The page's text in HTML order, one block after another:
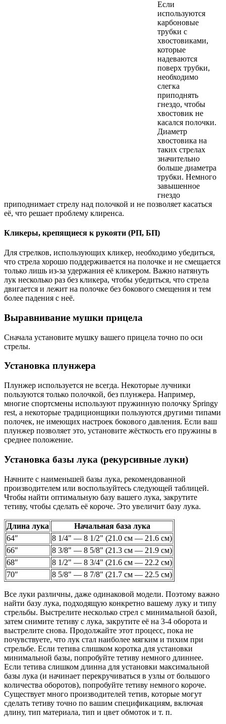
Если
используются
карбоновые
трубки с
хвостовиками,
которые
надеваются
поверх трубки,
необходимо
слегка
приподнять
гнездо, чтобы
хвостовик не
касался полочки.
Диаметр
хвостовика на
таких стрелах
значительно
больше диаметра
трубки. Немного
завышенное
гнездо
приподнимает стрелу над полочкой и не позволяет касаться
её, что решает проблему клиренса.
Кликеры, крепящиеся к рукояти (РП, БП)
Для стрелков, использующих кликер, необходимо убедиться,
что стрела хорошо поддерживается на полочке и не смещается
только лишь из-за удержания её кликером. Важно натянуть
лук несколько раз без кликера, чтобы убедиться, что стрела
двигается и лежит на полочке без бокового смещения и тем
более падения с неё.
Выравнивание мушки прицела
Сначала установите мушку вашего прицела точно по оси
стрелы.
Установка плунжера
Плунжер используется не всегда. Некоторые лучники
пользуются только полочкой, без плунжера. Например,
многие спортсмены используют пружинную полочку Springy
rest, а некоторые традиционщики пользуются другими типами
полочек, не имеющих настроек бокового давления. Если ваш
плунжер позволяет это, установите жёсткость его пружины в
среднее положение.
Установка базы лука (рекурсивные луки)
Начните с наименьшей базы лука, рекомендованной
производителем или воспользуйтесь следующей таблицей.
Чтобы найти оптимальную базу вашего лука, закрутите
тетиву, чтобы сделать её короче. Это увеличит базу лука.
Длина лука
Начальная база лука
64″
8 1/4" — 8 1/2" (21.0 см — 21.6 см)
66″
8 3/8" — 8 5/8" (21.3 см — 21.9 см)
68″
8 1/2" — 8 3/4" (21.6 см — 22.2 см)
70″
8 5/8" — 8 7/8" (21.7 см — 22.5 см)
Все луки различны, даже одинаковой модели. Поэтому важно
найти базу лука, подходящую конкретно вашему луку и типу
стрельбы. Выстрелите несколько стрел с минимальной базой,
затем снимите тетиву с лука, закрутите её на 3-4 оборота и
выстрелите снова. Продолжайте этот процесс, пока не
почувствуете, что лук стал наиболее мягким и тихим при
стрельбе. Если тетива слишком коротка для установки
минимальной базы, попробуйте тетиву немного длиннее.
Если тетива слишком длинна для установки максимальной
базы лука (и начинает перекручиваться в узлы от большого
количества оборотов), попробуйте тетиву немного короче.
Существует много производителей тетив, которые могут
сделать тетиву точно по вашим спецификациям, включая
длину, тип материала, тип и цвет обмоток и т. п.